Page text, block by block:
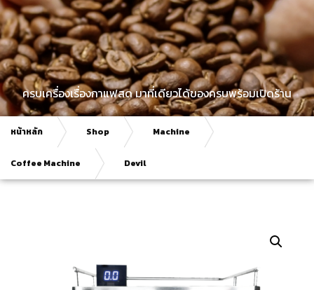
ครบเครื่องเรื่องกาแฟสด มาที่เดียวได้ของครบพร้อมเปิดร้าน
หน้าหลัก Shop Machine
Coffee Machine Devil